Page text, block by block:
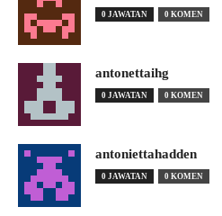
0 JAWATAN 0 KOMEN
antonettaihg
0 JAWATAN 0 KOMEN
antoniettahadden
0 JAWATAN 0 KOMEN